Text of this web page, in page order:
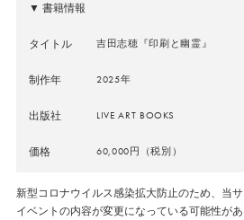
▼ 書籍情報
タイトル 吉田志穂『印刷と幽霊』
制作年 2025年
出版社 LIVE ART BOOKS
価格 60,000円（税別）
新型コロナウイルス感染拡大防止のため、当
イベントの内容が変更になっている可能性が